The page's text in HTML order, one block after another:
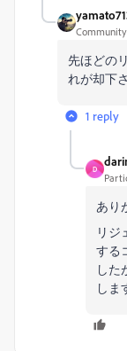
先ほどの
れが却下
1 reply
D
あり
リジ
する
した
しま